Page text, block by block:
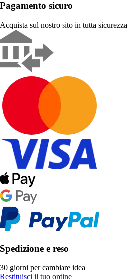
Pagamento sicuro
Acquista sul nostro sito in tutta sicurezza
Spedizione e reso
30 giorni per cambiare idea
Restituisci il tuo ordine